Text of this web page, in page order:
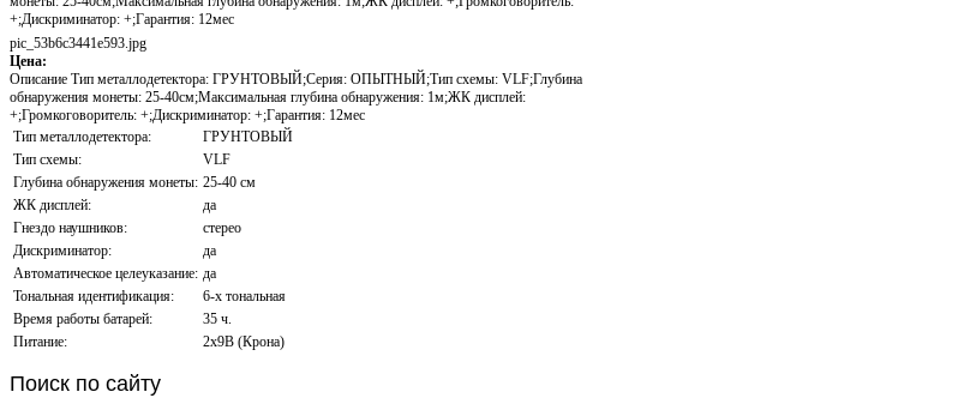
+;Дискриминатор: +;Гарантия: 12мес
pic_53b6c3441e593.jpg
Цена:
Описание Тип металлодетектора: ГРУНТОВЫЙ;Серия: ОПЫТНЫЙ;Тип схемы: VLF;Глубина
обнаружения монеты: 25-40см;Максимальная глубина обнаружения: 1м;ЖК дисплей:
+;Громкоговоритель: +;Дискриминатор: +;Гарантия: 12мес
Тип металлодетектора:
ГРУНТОВЫЙ
Тип схемы:
VLF
Глубина обнаружения монеты: 25-40 см
ЖК дисплей:
да
Гнездо наушников:
стерео
Дискриминатор:
да
Автоматическое целеуказание: да
Тональная идентификация:
6-х тональная
Время работы батарей:
35 ч.
Питание:
2х9В (Крона)
Поиск по сайту